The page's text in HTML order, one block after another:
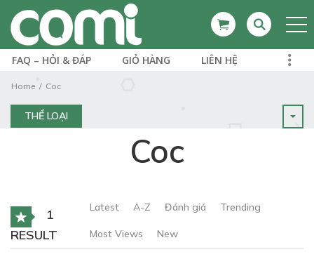
FAQ – HỎI & ĐÁP GIỎ HÀNG LIÊN HỆ
Home Coc
THỂ LOẠI
Coc
1
RESULT
Latest A-Z Đánh giá Trending
Most Views New